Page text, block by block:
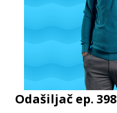
Odašiljač ep. 398